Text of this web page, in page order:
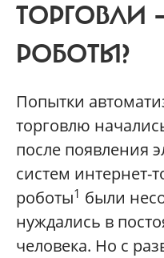
ТОРГОВЛИ
РОБОТЫ?
Попытки
торговлю
после появления
систем интернет-
роботы1 были
нуждались в
человека. Но с